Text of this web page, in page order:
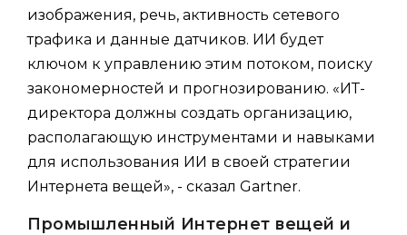
изображения, речь, активность сетевого
трафика и данные датчиков. ИИ будет
ключом к управлению этим потоком, поиску
закономерностей и прогнозированию. «ИТ-
директора должны создать организацию,
располагающую инструментами и навыками
для использования ИИ в своей стратегии
Интернета вещей», - сказал Gartner.
Промышленный Интернет вещей и